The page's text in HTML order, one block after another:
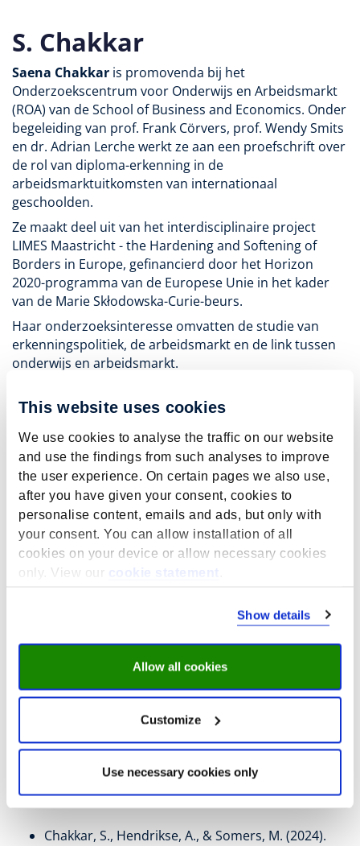
This website uses cookies
We use cookies to analyse the traffic on our website
and use the findings from such analyses to improve
the user experience. On certain pages we also use,
after you have given your consent, cookies to
personalise content, emails and ads, but only with
your consent. You can allow installation of all
cookies on your device or allow necessary cookies
only. View our
cookie statement
Show details
Allow all cookies
Customize
Use necessary cookies only
S. Chakkar
Saena Chakkar is promovenda bij het
Onderzoekscentrum voor Onderwijs en Arbeidsmarkt
(ROA) van de School of Business and Economics. Onder
begeleiding van prof. Frank Cörvers, prof. Wendy Smits
en dr. Adrian Lerche werkt ze aan een proefschrift over
de rol van diploma-erkenning in de
arbeidsmarktuitkomsten van internationaal
geschoolden.
Ze maakt deel uit van het interdisciplinaire project
LIMES Maastricht - the Hardening and Softening of
Borders in Europe, gefinancierd door het Horizon
2020-programma van de Europese Unie in het kader
van de Marie Skłodowska-Curie-beurs.
Haar onderzoeksinteresse omvatten de studie van
erkenningspolitiek, de arbeidsmarkt en de link tussen
onderwijs en arbeidsmarkt.
Beleid van de Katholieke Universiteit Leuven (KUL) en
wetenschappen van de Universiteit Antwerpen (UA).
Key publications
Chakkar, S., & Smits, W.(2024).Vluchtelingen op
de Vlaamse arbeidsmarkt: De rol van diploma-
Tijdschrift voor Arbeidsvraagstukken,40(2), 203-221.
https://doi.org/10.5117/TVA2024.2.006.CHAK
Meer informatie over deze publicatie
Cörvers, F., Reinold, J., Chakkar, S., Bolzonella, F., &
Ronda, V. (2021).Literature review labour migration
Reports Vol. WODC rapport No. 3248
https://doi.org/10.26481/umarot.2021005
Meer informatie over deze publicatie
Chakkar, S., Hendrikse, A., & Somers, M. (2024).